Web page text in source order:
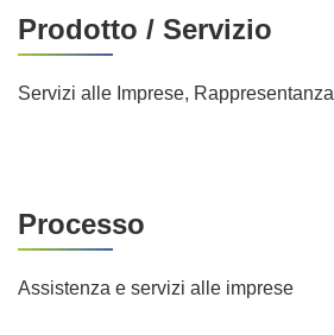
Prodotto / Servizio
Servizi alle Imprese, Rappresentanza
Processo
Assistenza e servizi alle imprese